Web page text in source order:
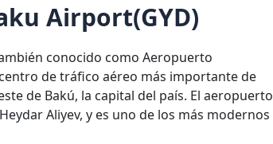
Airport(GYD)
conocido como Aeropuerto
de tráfico aéreo más importante de
de Bakú, la capital del país. El aeropuerto
Aliyev, y es uno de los más modernos